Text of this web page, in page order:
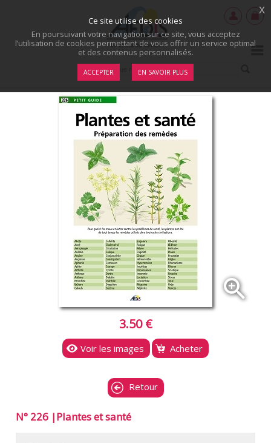
zoom_in
3.50 €
Voir les images Acheter
Retour
N° 226 |Plantes et santé
Ce site utilise des cookies
En poursuivant votre navigation sur ce site, vous acceptez
l’utilisation de cookies permettant de vous offrir un service optimal
et des contenus personnalisés.
ACCEPTER EN SAVOIR PLUS
x